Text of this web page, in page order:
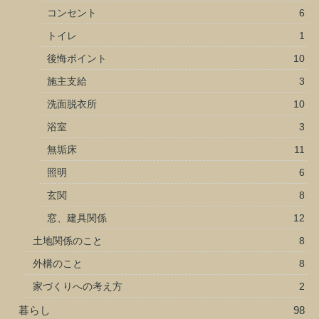
コンセント
6
トイレ
1
後悔ポイント
10
施主支給
3
洗面脱衣所
10
浴室
3
無垢床
11
照明
6
玄関
8
窓、建具関係
12
土地関係のこと
8
外構のこと
8
家づくりへの考え方
2
暮らし 98